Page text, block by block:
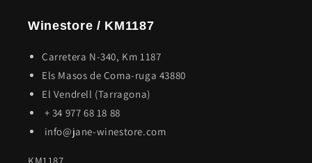
Winestore / KM1187
Carretera N-340, Km 1187
Els Masos de Coma-ruga 43880
El Vendrell (Tarragona)
+ 34 977 68 18 88
info@jane-winestore.com